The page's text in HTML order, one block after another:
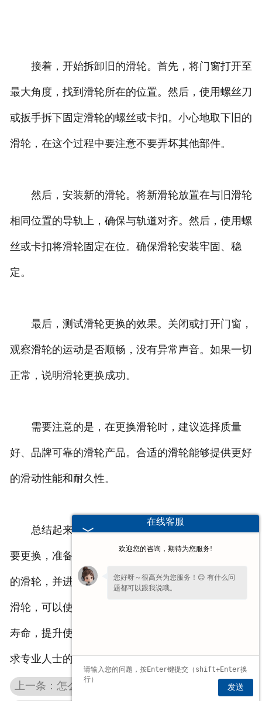
接着，开始拆卸旧的滑轮。首先，将门窗打开至
最大角度，找到滑轮所在的位置。然后，使用螺丝刀
或扳手拆下固定滑轮的螺丝或卡扣。小心地取下旧的
滑轮，在这个过程中要注意不要弄坏其他部件。
然后，安装新的滑轮。将新滑轮放置在与旧滑轮
相同位置的导轨上，确保与轨道对齐。然后，使用螺
丝或卡扣将滑轮固定在位。确保滑轮安装牢固、稳
定。
最后，测试滑轮更换的效果。关闭或打开门窗，
观察滑轮的运动是否顺畅，没有异常声音。如果一切
正常，说明滑轮更换成功。
需要注意的是，在更换滑轮时，建议选择质量
好、品牌可靠的滑轮产品。合适的滑轮能够提供更好
的滑动性能和耐久性。
总结起来，更换移动门窗滑轮需要先确认是否需
要更换，准备好工具和材料，拆卸旧的滑轮，安装新
的滑轮，并进行测试。通过正确的操作和选择合适的
滑轮，可以使门窗的滑动更加平稳、顺畅，延长使用
寿命，提升使用体验。若您不熟悉维修操作，建议寻
求专业人士的帮助。
上一条：怎么合理更换塑钢门窗滚轮
在线客服
欢迎您的咨询，期待为您服务!
您好呀～很高兴为您服务！😊 有什么问
题都可以跟我说哦。
发送